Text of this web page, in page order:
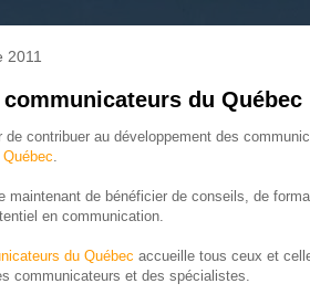
2011
du Québec
de contribuer au développement des
.
maintenant de bénéficier de conseils, de
en communication.
du Québec accueille tous ceux et
communicateurs et des spécialistes.